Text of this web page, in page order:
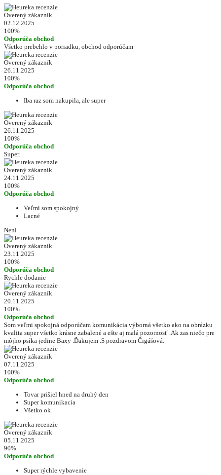
Overený zákazník
02.12.2025
100%
Odporúča obchod
Všetko prebehlo v poriadku, obchod odporúčam
Overený zákazník
26.11.2025
100%
Odporúča obchod
Iba raz som nakupila, ale super
Overený zákazník
26.11.2025
100%
Odporúča obchod
Super.
Overený zákazník
24.11.2025
100%
Odporúča obchod
Veľmi som spokojný
Lacné
Neni
Overený zákazník
23.11.2025
100%
Odporúča obchod
Rychle dodanie
Overený zákazník
20.11.2025
100%
Odporúča obchod
Som veľmi spokojná odporúčam komunikácia výborná všetko ako na obrázku
kvalita super všetko krásne zabalené a ešte aj malá pozornosť .Ak zas niečo pre
môjho psíka jedine Baxy .Ďakujem .S pozdravom Čigášová.
Overený zákazník
07.11.2025
100%
Odporúča obchod
Tovar prišiel hned na druhý den
Super komunikacia
Všetko ok
Overený zákazník
05.11.2025
90%
Odporúča obchod
Super rýchle vybavenie